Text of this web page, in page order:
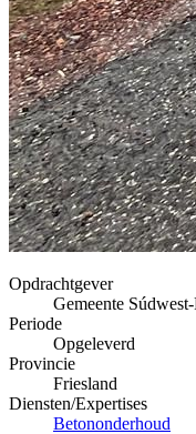
Opdrachtgever
Gemeente
Periode
Opgeleverd
Provincie
Friesland
Diensten/Expertises
Betononderhoud